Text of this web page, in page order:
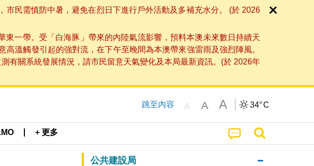
民需慎防中暑，避免在烈日下進行戶外活動及多補充水分。 (於 2026
一帶。受「白海豚」帶來的內陸氣流影響，預料本澳未來數日持續天
溫觸發引起的強對流，在下午至晚間為本澳帶來強雷雨及強烈陣風。
有關系統發展情況，請市民留意天氣變化及本局最新資訊。(於 2026年
跳至內容 A A A 34°C
+ 更多
公共建設局